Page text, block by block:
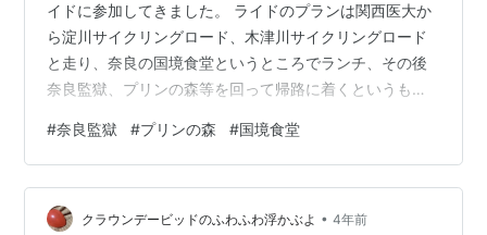
イドに参加してきました。 ライドのプランは関西医大か
ら淀川サイクリングロード、木津川サイクリングロード
と走り、奈良の国境食堂というところでランチ、その後
奈良監獄、プリンの森等を回って帰路に着くというもの
あい館で1名が合流しました。若手の方から私を含めオジ
サンまで年齢層も幅広かったです。 写真はさくらであい
館、9時くらいですがサイクリストの方が結構おられま
す。 であい館を出てすぐ京阪電車の踏切がありました。
#奈良監獄 #プリンの森 #国境食堂
クラウンデービッドのふわふわ浮かぶよ • 4年前